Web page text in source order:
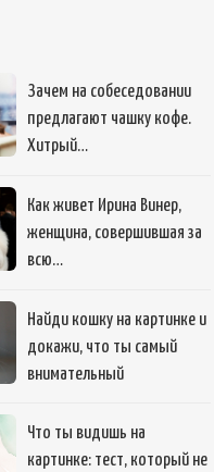
Зачем на собеседовании
предлагают чашку кофе.
Хитрый…
Как живет Ирина Винер,
женщина, совершившая за
всю…
Найди кошку на картинке и
докажи, что ты самый
внимательный
Что ты видишь на
картинке: тест, который не